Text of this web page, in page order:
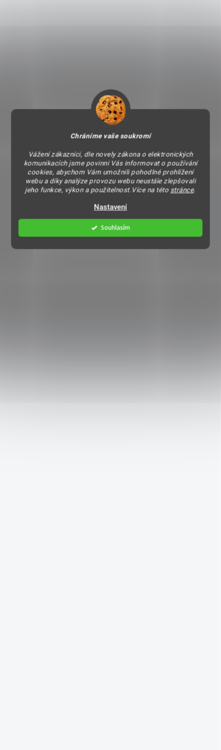
Chráníme vaše soukromí
Vážení zákazníci, dle novely zákona o elektronických
komunikacích jsme povinni Vás informovat o používání
cookies, abychom Vám umožnili pohodlné prohlížení
webu a díky analýze provozu webu neustále zlepšovali
jeho funkce, výkon a použitelnost.Více na této stránce.
Nastavení
Souhlasím